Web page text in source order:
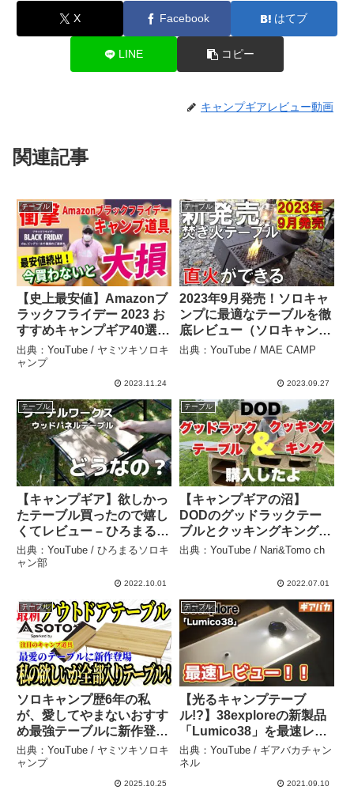
X Facebook はてブ
LINE コピー
キャンプギアレビュー動画
関連記事
テーブル
【史上最安値】Amazonブ
ラックフライデー 2023 お
すすめキャンプギア40選！
│お得な買い方も紹介！
【Amazonセール 2023 目
玉商品】 – ヤミツキソロキ
出典：YouTube / ヤミツキソロキ
ャンプ
2023.11.24
テーブル
2023年9月発売！ソロキャ
ンプに最適なテーブルを徹
底レビュー（ソロキャン
プ、キャンプ道具、キャン
強） – MAE CAMP
出典：YouTube / MAE CAMP
2023.09.27
テーブル
【キャンプギア】欲しかっ
たテーブル買ったので嬉し
くてレビュー – ひろまるソ
ロキャン部
出典：YouTube / ひろまるソロキ
ャン部
2022.10.01
テーブル
【キャンプギアの沼】
DODのグッドラックテー
ブルとクッキングキングを
新しく購入しました。 –
出典：YouTube / Nari&Tomo ch
2022.07.01
テーブル
ソロキャンプ歴6年の私
が、愛してやまないおすす
め最強テーブルに新作登
場！ソト(SOTO) フィール
ドホッパー バンブーの真
の実力とは？【キャンプ道
出典：YouTube / ヤミツキソロキ
ャンプ
2025.10.25
テーブル
【光るキャンプテーブ
ル!?】38exploreの新製品
「Lumico38」を最速レビ
ュー！ゴールゼロを差し込
むと幻想的に光を放つ！ –
ギアバカチャンネル
出典：YouTube / ギアバカチャン
ネル
2021.09.10